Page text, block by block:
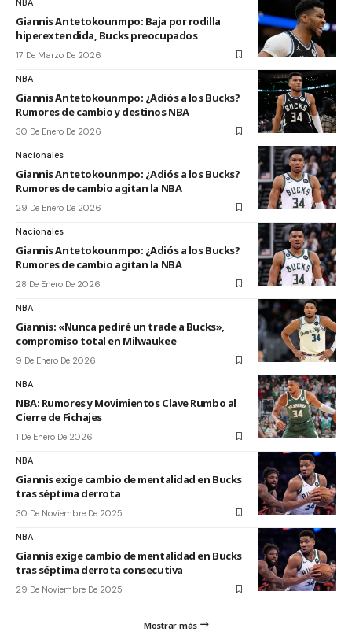
Giannis Antetokounmpo: Baja por rodilla
hiperextendida, Bucks preocupados
17 De Marzo De 2026
NBA
Giannis Antetokounmpo: ¿Adiós a los Bucks?
Rumores de cambio y destinos NBA
30 De Enero De 2026
Nacionales
Giannis Antetokounmpo: ¿Adiós a los Bucks?
Rumores de cambio agitan la NBA
29 De Enero De 2026
Nacionales
Giannis Antetokounmpo: ¿Adiós a los Bucks?
Rumores de cambio agitan la NBA
28 De Enero De 2026
NBA
Giannis: «Nunca pediré un trade a Bucks»,
compromiso total en Milwaukee
9 De Enero De 2026
NBA
NBA: Rumores y Movimientos Clave Rumbo al
Cierre de Fichajes
1 De Enero De 2026
NBA
Giannis exige cambio de mentalidad en Bucks
tras séptima derrota
30 De Noviembre De 2025
NBA
Giannis exige cambio de mentalidad en Bucks
tras séptima derrota consecutiva
29 De Noviembre De 2025
Mostrar más